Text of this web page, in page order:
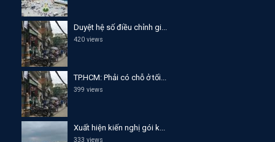
Duyệt hệ số điều chỉnh gi...
420 views
TP.HCM: Phải có chỗ ở tối...
399 views
Xuất hiện kiến nghị gói k...
333 views